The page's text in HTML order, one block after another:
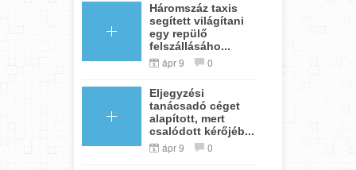
Háromszáz taxis
segített világítani
egy repülő
felszállásáho...
ápr 9 0
Eljegyzési
tanácsadó céget
alapított, mert
csalódott kérőjéb...
ápr 9 0